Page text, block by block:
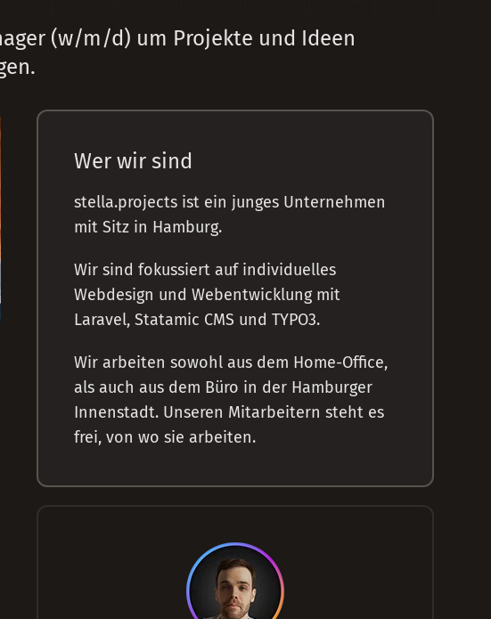
(w/m/d) um Projekte und Ideen
Wer wir sind
stella.projects ist ein junges Unternehmen
mit Sitz in Hamburg.
Wir sind fokussiert auf individuelles
Webdesign und Webentwicklung mit
Laravel, Statamic CMS und TYPO3.
Wir arbeiten sowohl aus dem Home-Office,
als auch aus dem Büro in der Hamburger
Innenstadt. Unseren Mitarbeitern steht es
frei, von wo sie arbeiten.